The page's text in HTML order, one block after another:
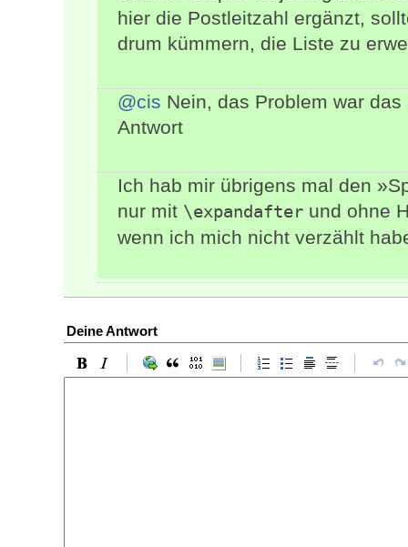
hier die Postleitzahl ergänzt,
drum kümmern, die Liste zu
@cis Nein, das Problem war
Antwort
Ich hab mir übrigens mal den
nur mit \expandafter und ohne
wenn ich mich nicht verzählt
Deine Antwort